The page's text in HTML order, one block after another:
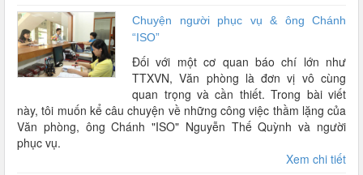
Chuyện người phục vụ & ông Chánh
“ISO”
Đối với một cơ quan báo chí lớn như
TTXVN, Văn phòng là đơn vị vô cùng
quan trọng và cần thiết. Trong bài viết
này, tôi muốn kể câu chuyện về những công việc thầm lặng của
Văn phòng, ông Chánh "ISO" Nguyễn Thế Quỳnh và người
phục vụ.
Xem chi tiết